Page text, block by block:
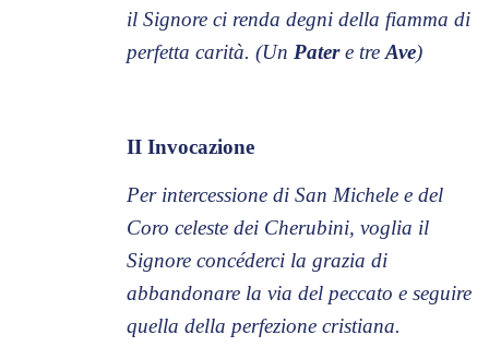
il Signore ci renda degni della fiamma di
perfetta carità. (Un Patere tre Ave)
II Invocazione
Per intercessione di San Michele e del
Coro celeste dei Cherubini, voglia il
Signore concéderci la grazia di
abbandonare la via del peccato e seguire
quella della perfezione cristiana.